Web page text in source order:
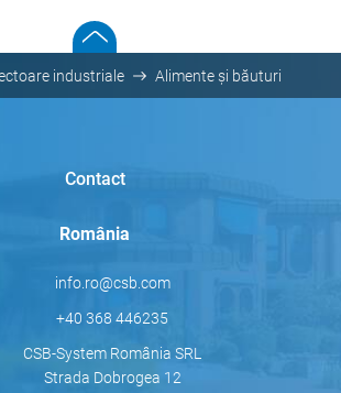
industriale Alimente și băuturi
Contact
România
info.ro@csb.com
+40 368 446235
CSB-System România SRL
Strada Dobrogea 12